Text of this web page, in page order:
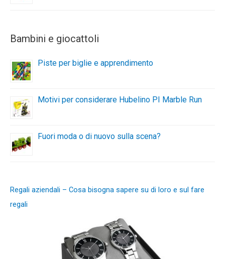
Bambini e giocattoli
Piste per biglie e apprendimento
Motivi per considerare Hubelino PI Marble Run
Fuori moda o di nuovo sulla scena?
Regali aziendali – Cosa bisogna sapere su di loro e sul fare
regali